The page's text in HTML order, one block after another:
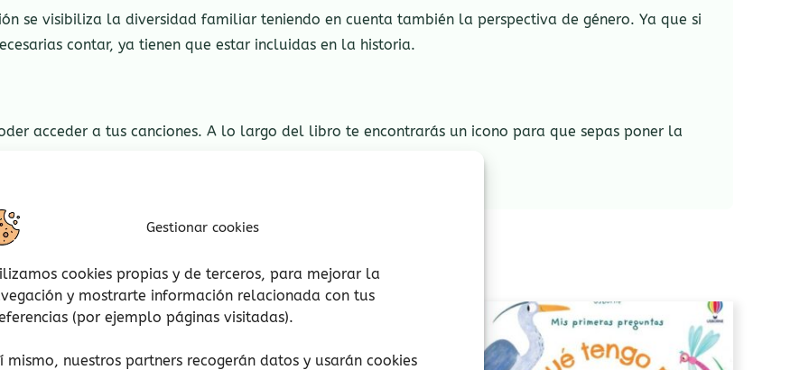
Gestionar cookies
cookies propias y de terceros, para mejorar la
y mostrarte información relacionada con tus
(por ejemplo páginas visitadas).
mismo, nuestros partners recogerán datos y usarán cookies
se visibiliza la diversidad familiar teniendo en cuenta también la perspectiva de género. Ya que si
contar, ya tienen que estar incluidas en la historia.
acceder a tus canciones. A lo largo del libro te encontrarás un icono para que sepas poner la